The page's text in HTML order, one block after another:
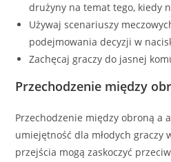
drużyny na temat tego, kiedy
Używaj scenariuszy
podejmowania decyzji w
Zachęcaj graczy do jasnej
Przechodzenie między
Przechodzenie między obroną a
umiejętność dla młodych graczy
przejścia mogą zaskoczyć